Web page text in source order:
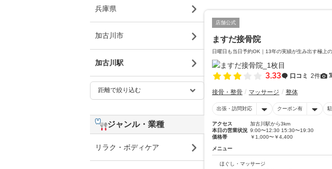
店舗公式
ますだ接骨院
日曜日も当日予約OK｜13年の実績が生み出す極上
3.33 口コミ 2件
接骨・整骨 マッサージ 整体
出張・訪問対応 クーポン有
アクセス
加古川駅から3km
本日の営業状況 9:00〜12:30 15:30〜19:30
価格帯
￥1,000〜￥4,400
メニュー
ほぐし・マッサージ
兵庫県
加古川市
加古川駅
ジャンル・業種
リラク・ボディケア